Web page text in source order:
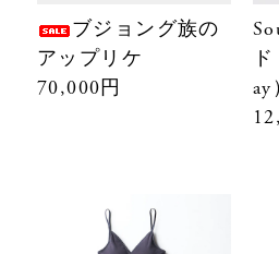
ブジョング族の
アップリケ
70,000円
ay